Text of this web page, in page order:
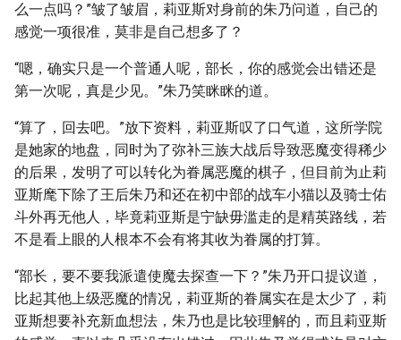
么一点吗？”皱了皱眉，莉亚斯对身前的朱乃问道，自己的
感觉一项很准，莫非是自己想多了？
“嗯，确实只是一个普通人呢，部长，你的感觉会出错还是
第一次呢，真是少见。”朱乃笑眯眯的道。
“算了，回去吧。”放下资料，莉亚斯叹了口气道，这所学院
是她家的地盘，同时为了弥补三族大战后导致恶魔变得稀少
的后果，发明了可以转化为眷属恶魔的棋子，但目前为止莉
亚斯麾下除了王后朱乃和还在初中部的战车小猫以及骑士佑
斗外再无他人，毕竟莉亚斯是宁缺毋滥走的是精英路线，若
不是看上眼的人根本不会有将其收为眷属的打算。
“部长，要不要我派遣使魔去探查一下？”朱乃开口提议道，
比起其他上级恶魔的情况，莉亚斯的眷属实在是太少了，莉
亚斯想要补充新血想法，朱乃也是比较理解的，而且莉亚斯